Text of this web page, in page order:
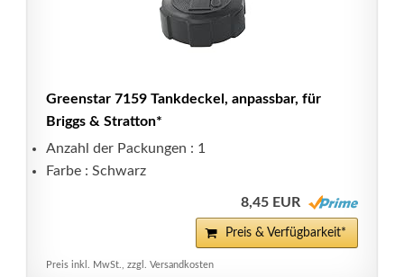
Greenstar 7159 Tankdeckel, anpassbar, für
Briggs & Stratton*
Anzahl der Packungen : 1
Farbe : Schwarz
8,45 EUR
Preis & Verfügbarkeit*
Preis inkl. MwSt., zzgl. Versandkosten